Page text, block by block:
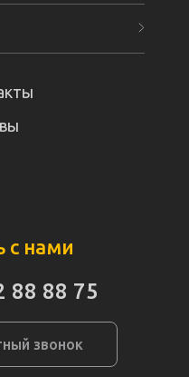
с нами
88 88 75
звонок